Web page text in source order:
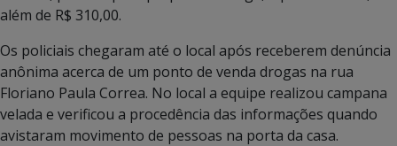
além de R$ 310,00.
Os policiais chegaram até o local após receberem denúncia
anônima acerca de um ponto de venda drogas na rua
Floriano Paula Correa. No local a equipe realizou campana
velada e verificou a procedência das informações quando
avistaram movimento de pessoas na porta da casa.